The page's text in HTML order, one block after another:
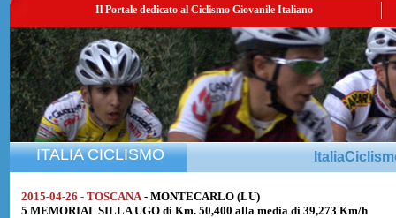
Il Portale dedicato al Ciclismo Giovanile Italiano
ITALIA CICLISMO
2015-04-26 - TOSCANA - MONTECARLO (LU)
5 MEMORIAL SILLA UGO di Km. 50,400 alla media di 39,273 Km/h